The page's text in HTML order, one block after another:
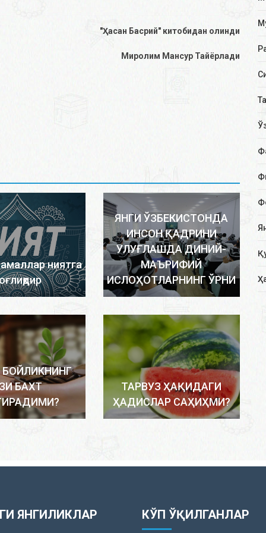
"Ҳасан Басрий" китобидан олинди
Миролим Мансур Тайёрлади
ниятга
ЯНГИ ЎЗБЕКИСТОНДА
ИНСОН ҚАДРИНИ
УЛУҒЛАШДА ДИНИЙ-
МАЪРИФИЙ
ИСЛОҲОТЛАРНИНГ ЎРНИ
БАХТ
ТАРВУЗ ҲАҚИДАГИ
ҲАДИСЛАР САҲИҲМИ?
ЯНГИЛИКЛАР КЎП ЎҚИЛГАНЛАР